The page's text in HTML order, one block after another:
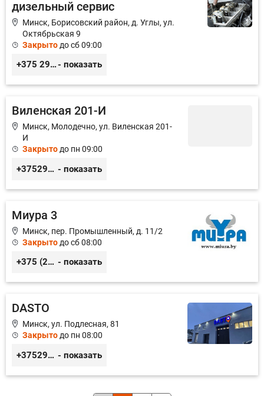
дизельный сервис
Минск, Борисовский район, д. Углы, ул.
Октябрьская 9
Закрыто до сб 09:00
+375 29 3217422; +375 29 6130364- показать
Виленская 201-И
Минск, Молодечно, ул. Виленская 201-
И
Закрытодо пн 09:00
+375296633839 - показать
Миура 3
Минск, пер. Промышленный, д. 11/2
Закрыто до сб 08:00
+375 (29) 115-11-88 - показать
DASTO
Минск, ул. Подлесная, 81
Закрытодо пн 08:00
+375296606560 - показать